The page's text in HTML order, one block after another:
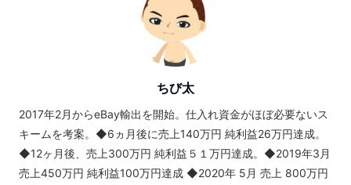
ちび太
2017年2月からeBay輸出を開始。仕入れ資金がほぼ必要ないス
キームを考案。◆6ヵ月後に売上140万円 純利益26万円達成。
◆12ヶ月後、売上300万円 純利益５１万円達成。◆2019年3月
売上450万円 純利益100万円達成 ◆2020年 5月 売上 800万円